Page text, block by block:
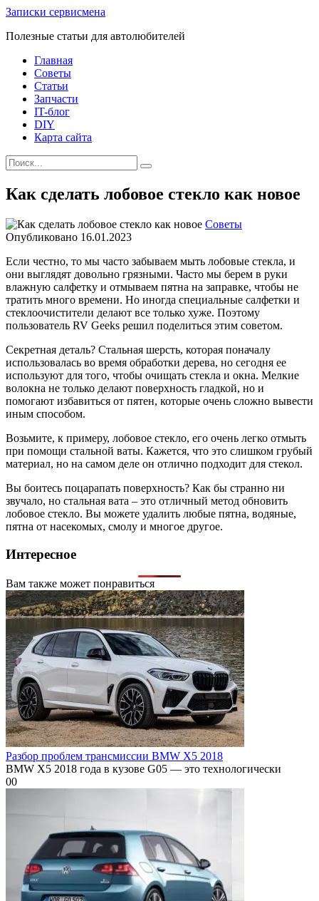
Skip
content
Записки сервисмена
Полезные статьи для автолюбителей
Главная
Советы
Статьи
Запчасти
IT-блог
DIY
Карта сайта
Search
for:
Как сделать лобовое стекло как новое
Советы
Опубликовано 16.01.2023
Если честно, то мы часто забываем мыть лобовые стекла, и
они выглядят довольно грязными. Часто мы берем в руки
влажную салфетку и отмываем пятна на заправке, чтобы не
тратить много времени. Но иногда специальные салфетки и
стеклоочистители делают все только хуже. Поэтому
пользователь RV Geeks решил поделиться этим советом.
Секретная деталь? Стальная шерсть, которая поначалу
использовалась во время обработки дерева, но сегодня ее
используют для того, чтобы очищать стекла и окна. Мелкие
волокна не только делают поверхность гладкой, но и
помогают избавиться от пятен, которые очень сложно вывести
иным способом.
Возьмите, к примеру, лобовое стекло, его очень легко отмыть
при помощи стальной ваты. Кажется, что это слишком грубый
материал, но на самом деле он отлично подходит для стекол.
Вы боитесь поцарапать поверхность? Как бы странно ни
звучало, но стальная вата – это отличный метод обновить
лобовое стекло. Вы можете удалить любые пятна, водяные,
пятна от насекомых, смолу и многое другое.
Интересное
Вам также может понравиться
Разбор проблем трансмиссии BMW X5 2018
BMW X5 2018 года в кузове G05 — это технологически
00